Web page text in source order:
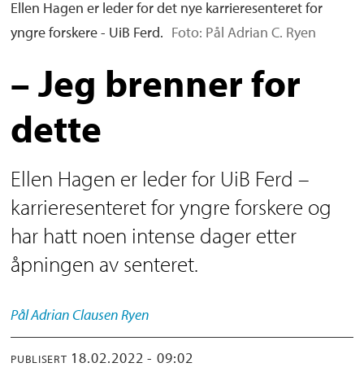
Ellen Hagen er leder for det nye karrieresenteret for
yngre forskere - UiB Ferd. Foto: Pål Adrian C. Ryen
– Jeg brenner for
dette
Ellen Hagen er leder for UiB Ferd –
karrieresenteret for yngre forskere og
har hatt noen intense dager etter
åpningen av senteret.
Pål AdrianClausen Ryen
PUBLISERT 18.02.2022 - 09:02